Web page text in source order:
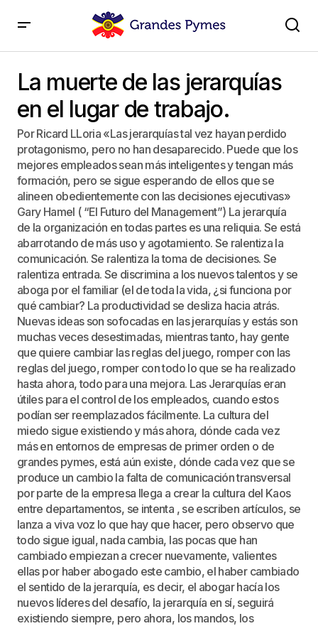
La muerte de las jerarquías
en el lugar de trabajo.
Por Ricard LLoria «Las jerarquías tal vez hayan perdido
protagonismo, pero no han desaparecido. Puede que los
mejores empleados sean más inteligentes y tengan más
formación, pero se sigue esperando de ellos que se
alineen obedientemente con las decisiones ejecutivas»
Gary Hamel ( “El Futuro del Management”) La jerarquía
de la organización en todas partes es una reliquia. Se está
abarrotando de más uso y agotamiento. Se ralentiza la
comunicación. Se ralentiza la toma de decisiones. Se
ralentiza entrada. Se discrimina a los nuevos talentos y se
aboga por el familiar (el de toda la vida, ¿si funciona por
qué cambiar? La productividad se desliza hacia atrás.
Nuevas ideas son sofocadas en las jerarquías y estás son
muchas veces desestimadas, mientras tanto, hay gente
que quiere cambiar las reglas del juego, romper con las
reglas del juego, romper con todo lo que se ha realizado
hasta ahora, todo para una mejora. Las Jerarquías eran
útiles para el control de los empleados, cuando estos
podían ser reemplazados fácilmente. La cultura del
miedo sigue existiendo y más ahora, dónde cada vez
más en entornos de empresas de primer orden o de
grandes pymes, está aún existe, dónde cada vez que se
produce un cambio la falta de comunicación transversal
por parte de la empresa llega a crear la cultura del Kaos
entre departamentos, se intenta , se escriben artículos, se
lanza a viva voz lo que hay que hacer, pero observo que
todo sigue igual, nada cambia, las pocas que han
cambiado empiezan a crecer nuevamente, valientes
ellas por haber abogado este cambio, el haber cambiado
el sentido de la jerarquía, es decir, el abogar hacía los
nuevos líderes del desafío, la jerarquía en sí, seguirá
existiendo siempre, pero ahora, los mandos, los